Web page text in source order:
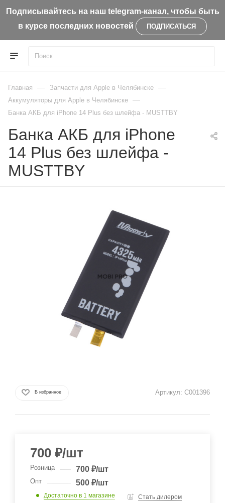
Подписывайтесь на наш telegram-канал, чтобы быть
в курсе последних новостей
ПОДПИСАТЬСЯ
Главная — Запчасти для Apple в Челябинске —
Aккумуляторы для Apple в Челябинске —
Банка АКБ для iPhone 14 Plus без шлейфа - MUSTTBY
Банка АКБ для iPhone
14 Plus без шлейфа -
MUSTTBY
В избранное Артикул: C001396
700 ₽/шт
Розница 700₽/шт
Опт 500₽/шт
Достаточно в 1 магазине Стать дилером